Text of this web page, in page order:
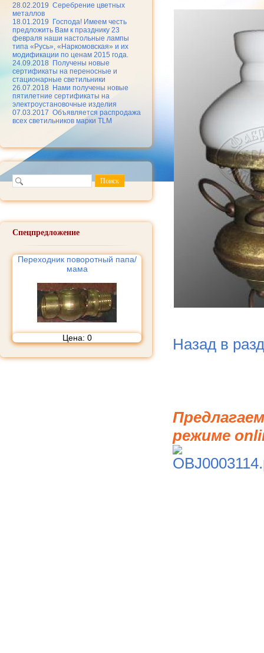
28.02.2019 Серебрение цветных
металлов
18.01.2019
Господа! Имеем честь
предложить Вам к празднику 23
февраля наши настольные лампы
типа «Русь», «Наркомовская» и их
модификации по ценам 2015 года.
24.09.2018
Получены новые
сертификаты на переносные и
стационарные светильники
26.07.2018
Нами получены новые
пятилетние сертификаты на
электроустановочные изделия
07.03.2017 Объявляется распродажа
всех светильников марки TLM
Спецпредложение
Переходник поворотный папа/
мама
Цена: 0 Назад в
режиме